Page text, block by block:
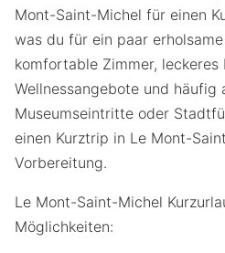
Mont-Saint-Michel für einen
was du für ein paar
komfortable Zimmer, leckeres
Wellnessangebote und
Museumseintritte oder
einen Kurztrip in Le Mont-
Vorbereitung.
Le Mont-Saint-Michel
Möglichkeiten: